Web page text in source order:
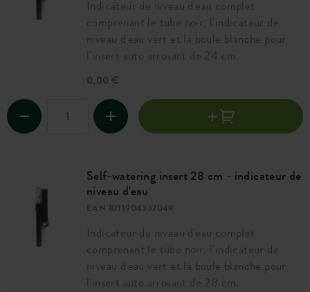
Indicateur de niveau d'eau complet
comprenant le tube noir, l'indicateur de
niveau d'eau vert et la boule blanche pour
l'insert auto arrosant de 24 cm.
0,00 €
Self-watering insert 28 cm - indicateur de
niveau d'eau
EAN 8711904337049
Indicateur de niveau d'eau complet
comprenant le tube noir, l'indicateur de
niveau d'eau vert et la boule blanche pour
l'insert auto arrosant de 28 cm.